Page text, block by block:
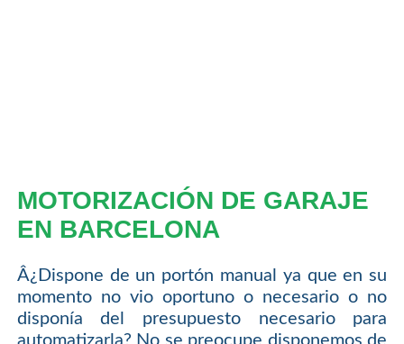
MOTORIZACIÓN DE GARAJE
EN BARCELONA
Â¿Dispone de un portón manual ya que en su
momento no vio oportuno o necesario o no
disponía del presupuesto necesario para
automatizarla? No se preocupe disponemos de